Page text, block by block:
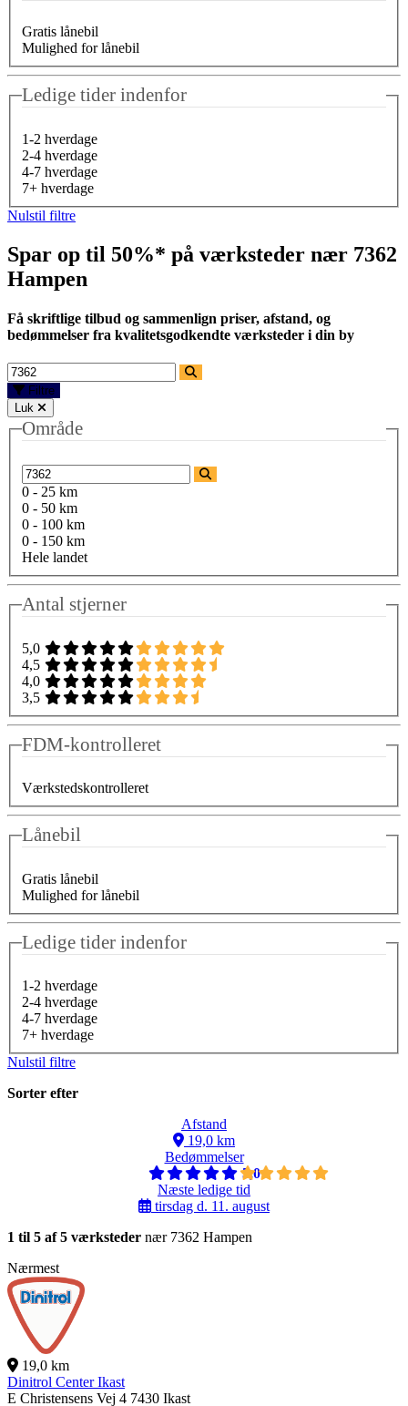
Gratis lånebil
Mulighed for lånebil
Ledige tider indenfor
1-2 hverdage
2-4 hverdage
4-7 hverdage
7+ hverdage
Nulstil filtre
Spar op til 50%* på værksteder nær 7362
Hampen
Få skriftlige tilbud og sammenlign priser, afstand, og
bedømmelser fra kvalitetsgodkendte værksteder i din by
Filtre
Luk
Område
0 - 25 km
0 - 50 km
0 - 100 km
0 - 150 km
Hele landet
Antal stjerner
5,0
4,5
4,0
3,5
FDM-kontrolleret
Værkstedskontrolleret
Lånebil
Gratis lånebil
Mulighed for lånebil
Ledige tider indenfor
1-2 hverdage
2-4 hverdage
4-7 hverdage
7+ hverdage
Nulstil filtre
Sorter efter
Afstand
19,0 km
Bedømmelser
5,0
Næste ledige tid
tirsdag d. 11. august
1 til 5 af 5 værksteder nær 7362 Hampen
Nærmest
19,0 km
Dinitrol Center Ikast
E Christensens Vej 4 7430 Ikast